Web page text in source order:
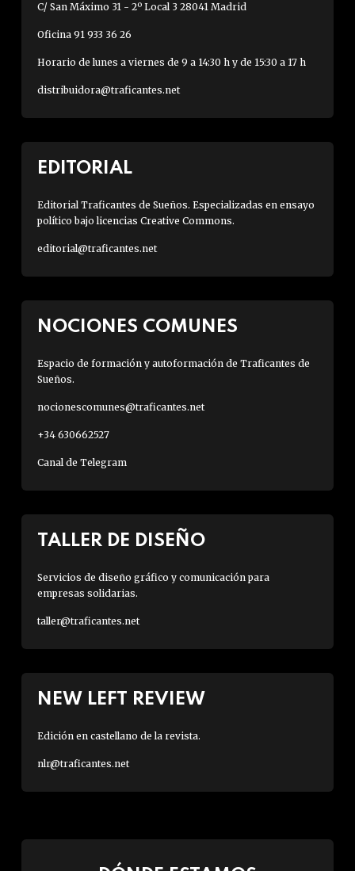
C/ San Máximo 31 - 2º Local 3 28041 Madrid
Oficina 91 933 36 26
Horario de lunes a viernes de 9 a 14:30 h y de 15:30 a 17 h
distribuidora@traficantes.net
EDITORIAL
Editorial Traficantes de Sueños. Especializadas en ensayo
político bajo licencias Creative Commons.
editorial@traficantes.net
NOCIONES COMUNES
Espacio de formación y autoformación de Traficantes de
Sueños.
nocionescomunes@traficantes.net
+34 630662527
Canal de Telegram
TALLER DE DISEÑO
Servicios de diseño gráfico y comunicación para
empresas solidarias.
taller@traficantes.net
NEW LEFT REVIEW
Edición en castellano de la revista.
nlr@traficantes.net